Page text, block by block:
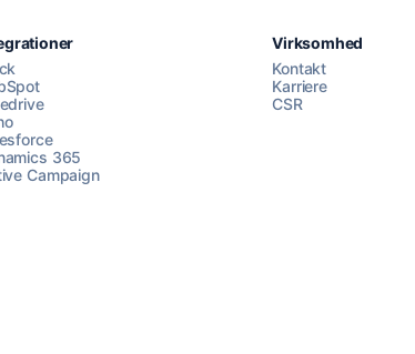
365
Campaign
Virksomhed
Kontakt
Karriere
CSR